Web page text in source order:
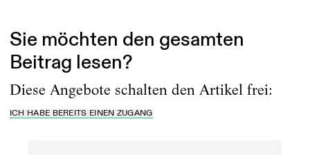
Sie möchten den gesamten
Beitrag lesen?
Diese Angebote schalten den Artikel frei:
ICH HABE BEREITS EINEN ZUGANG